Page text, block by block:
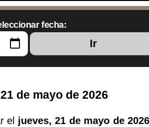
fecha:
Ir
de mayo de 2026
el jueves, 21 de mayo de 2026